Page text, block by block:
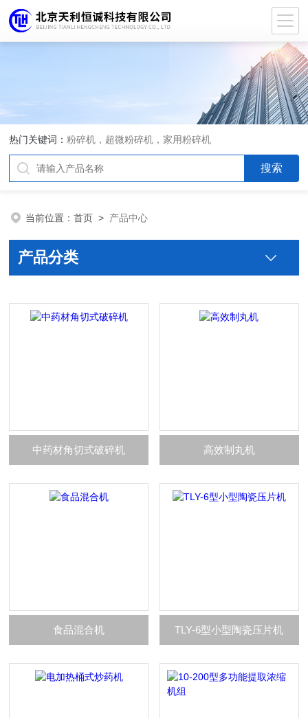
热门关键词：粉碎机，超微粉碎机，家用粉碎机
当前位置：首页 > 产品中心
产品分类
中药材角切式破碎机 高效制丸机
食品混合机 TLY-6型小型陶瓷压片机